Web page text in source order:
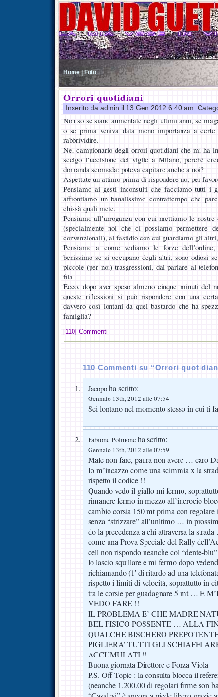
Home | Foto
Orrori quotidiani
Inserito da admin il 13 Gen 2012 6:40 am.
Non so se siano aumentate negli ultimi anni, se
o se prima veniva data meno importanza a
rabbrividire.
Nel campionario degli orrori quotidiani che mi ha
scelgo l’uccisione del vigile a Milano, perché
domanda scomoda: poteva capitare anche a noi?
Aspettate un attimo prima di rispondere no, per
Pensiamo ai gesti inconsulti che facciamo tutti i
affrontiamo un banalissimo contrattempo che
chissà quali mete.
Pensiamo all’arroganza con cui mettiamo le
(specialmente noi che ci possiamo permettere
convenzionali), al fastidio con cui guardiamo gli
Pensiamo a come vediamo le forze
benissimo se si occupano degli altri, sono odiosi
piccole (per noi) trasgressioni, dal parlare al
fila.
Ecco, dopo aver speso almeno cinque minuti del
queste riflessioni si può rispondere con una
davvero così lontani da quel bastardo che ha
famiglia?
[110] Commenti
110 Commenti su “Orrori
Jacopo ha scritto:
Gennaio 13th, 2012 alle 07:54
Sei lontano nel momento stesso in cui ti
Fabione Polmone ha scritto:
Gennaio 13th, 2012 alle 07:59
Male non fare, paura non avere … caro
Io m’incazzo come una scimmia x la
rispetto il codice !!
Quando vedo il giallo mi fermo,
rimanere fermo in mezzo all’incrocio
cambio corsia 150 mt prima con
senza “strizzare” all’unltimo … in
do la precedenza a chi attraversa la
come una Prova Speciale del Rally
cell non rispondo neanche col “dente-
lo lascio squillare e mi fermo dopo
richiamando (1′ di ritardo ad una
rispetto i limiti di velocità, soprattutto in
tra le corsie per guadagnare 5 mt … E
VEDO FARE !!
IL PROBLEMA E’ CHE MADRE
BEL FISICO POSSENTE … ALLA
QUALCHE BISCHERO
PIGLIERA’ TUTTI GLI SCHIAFFI
ACCUMULATI !!
Buona giornata Direttore e Forza Viola
P.S. Off Topic : la consulta blocca il
(neanche 1.200.00 di regolari firme son